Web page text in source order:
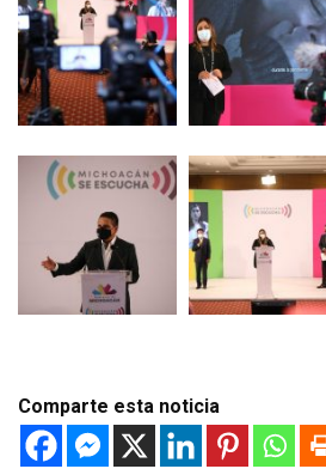
Comparte esta noticia